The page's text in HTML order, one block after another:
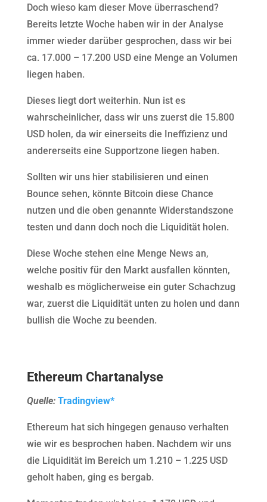
Doch wieso kam dieser Move überraschend?
Bereits letzte Woche haben wir in der Analyse
immer wieder darüber gesprochen, dass wir bei
ca. 17.000 – 17.200 USD eine Menge an Volumen
liegen haben.
Dieses liegt dort weiterhin. Nun ist es
wahrscheinlicher, dass wir uns zuerst die 15.800
USD holen, da wir einerseits die Ineffizienz und
andererseits eine Supportzone liegen haben.
Sollten wir uns hier stabilisieren und einen
Bounce sehen, könnte Bitcoin diese Chance
nutzen und die oben genannte Widerstandszone
testen und dann doch noch die Liquidität holen.
Diese Woche stehen eine Menge News an,
welche positiv für den Markt ausfallen könnten,
weshalb es möglicherweise ein guter Schachzug
war, zuerst die Liquidität unten zu holen und dann
bullish die Woche zu beenden.
Ethereum Chartanalyse
Quelle: Tradingview*
Ethereum hat sich hingegen genauso verhalten
wie wir es besprochen haben. Nachdem wir uns
die Liquidität im Bereich um 1.210 – 1.225 USD
geholt haben, ging es bergab.